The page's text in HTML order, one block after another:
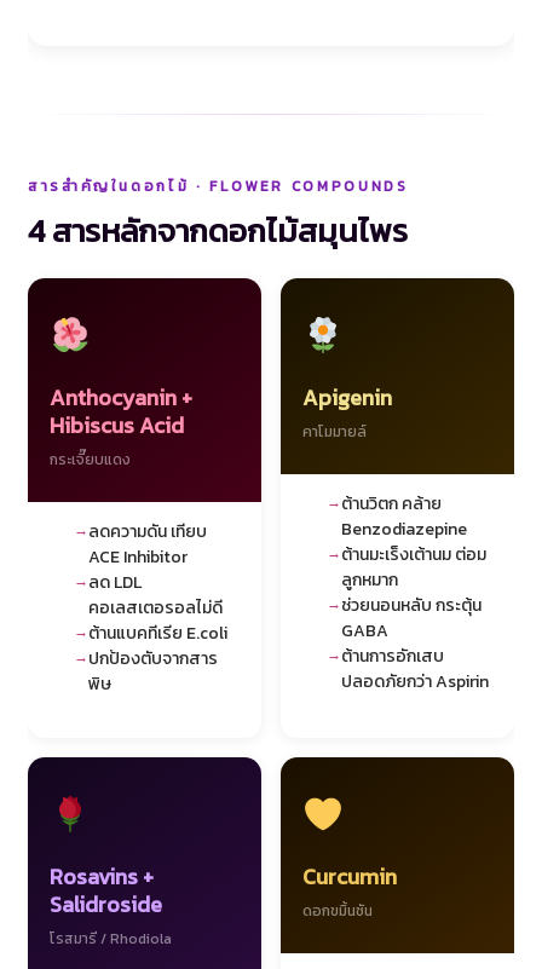
สารสำคัญในดอกไม้ · FLOWER COMPOUNDS
4 สารหลักจากดอกไม้สมุนไพร
Anthocyanin +
Hibiscus Acid
กระเจี๊ยบแดง
ลดความดัน เทียบ
ACE Inhibitor
ลด LDL
คอเลสเตอรอลไม่ดี
ต้านแบคทีเรีย E.coli
ปกป้องตับจากสาร
พิษ
Apigenin
คาโมมายล์
ต้านวิตก คล้าย
Benzodiazepine
ต้านมะเร็งเต้านม ต่อม
ลูกหมาก
ช่วยนอนหลับ กระตุ้น
GABA
ต้านการอักเสบ
ปลอดภัยกว่า Aspirin
Rosavins +
Salidroside
โรสมารี / Rhodiola
Curcumin
ดอกขมิ้นชัน